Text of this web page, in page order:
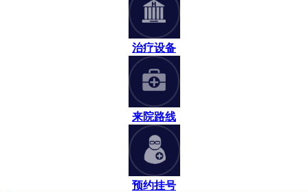
治疗设备
来院路线
预约挂号